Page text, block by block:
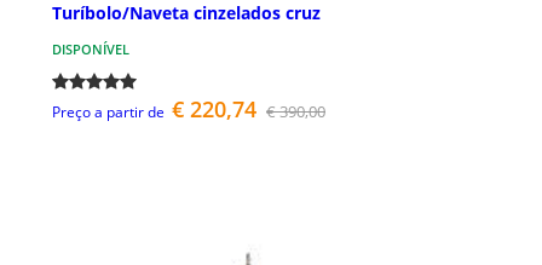
Turíbolo/Naveta cinzelados cruz
DISPONÍVEL
Preço a partir de € 220,74 € 390,00